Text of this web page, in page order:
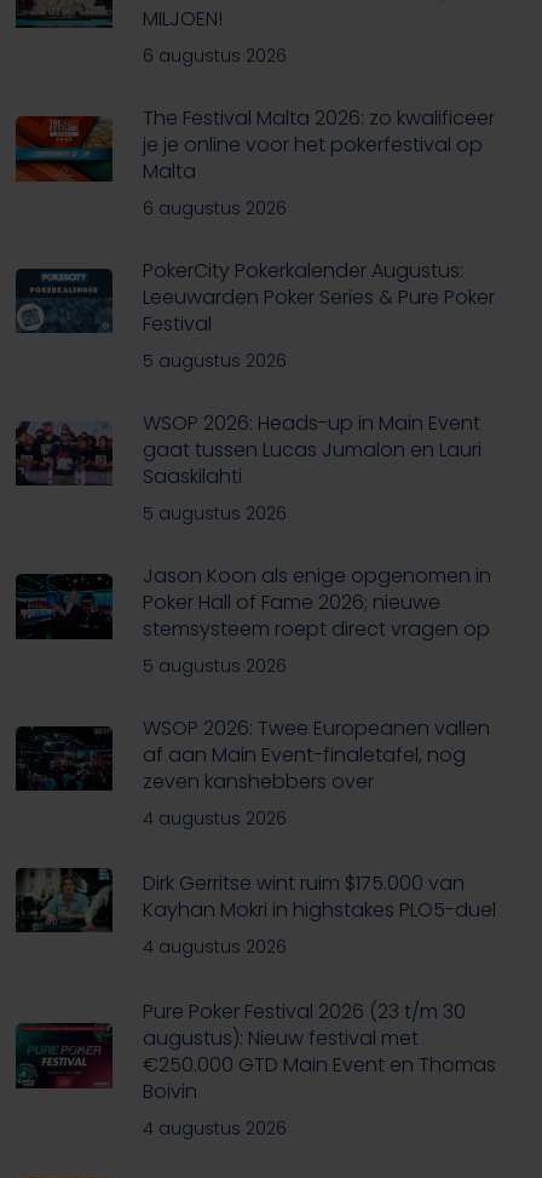
MILJOEN!
6 augustus 2026
The Festival Malta 2026: zo kwalificeer
je je online voor het pokerfestival op
Malta
6 augustus 2026
PokerCity Pokerkalender Augustus:
Leeuwarden Poker Series & Pure Poker
Festival
5 augustus 2026
WSOP 2026: Heads-up in Main Event
gaat tussen Lucas Jumalon en Lauri
Saaskilahti
5 augustus 2026
Jason Koon als enige opgenomen in
Poker Hall of Fame 2026; nieuwe
stemsysteem roept direct vragen op
5 augustus 2026
WSOP 2026: Twee Europeanen vallen
af aan Main Event-finaletafel, nog
zeven kanshebbers over
4 augustus 2026
Dirk Gerritse wint ruim $175.000 van
Kayhan Mokri in highstakes PLO5-duel
4 augustus 2026
Pure Poker Festival 2026 (23 t/m 30
augustus): Nieuw festival met
€250.000 GTD Main Event en Thomas
Boivin
4 augustus 2026